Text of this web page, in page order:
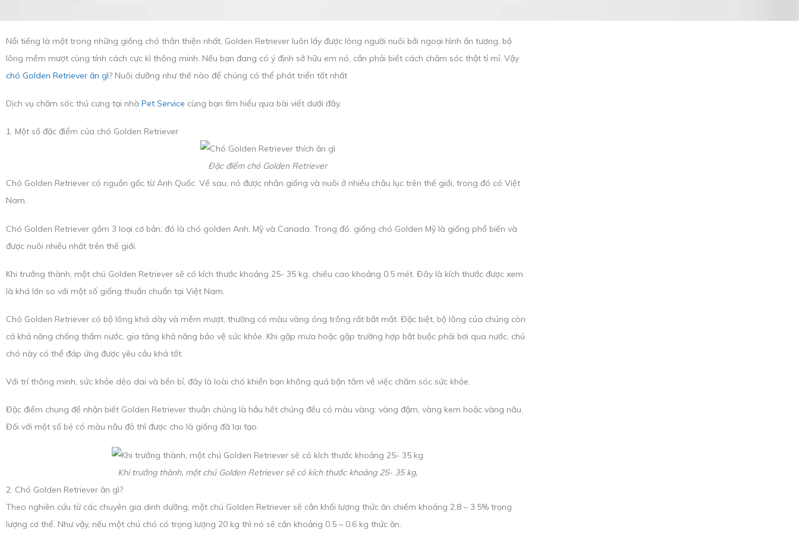
Nổi tiếng là một trong những giống chó thân thiện nhất, Golden Retriever luôn lấy được lòng người nuôi bởi ngoại hình ấn tượng, bộ
lông mềm mượt cùng tính cách cực kì thông minh. Nếu bạn đang có ý định sở hữu em nó, cần phải biết cách chăm sóc thật tỉ mỉ. Vậy
chó Golden Retriever ăn gì? Nuôi dưỡng như thế nào để chúng có thể phát triển tốt nhất
Dịch vụ chăm sóc thú cưng tại nhà Pet Service cùng bạn tìm hiểu qua bài viết dưới đây.
1. Một số đặc điểm của chó Golden Retriever
Đặc điểm chó Golden Retriever
Chó Golden Retriever có nguồn gốc từ Anh Quốc. Về sau, nó được nhân giống và nuôi ở nhiều châu lục trên thế giới, trong đó có Việt
Nam.
Chó Golden Retriever gồm 3 loại cơ bản: đó là chó golden Anh, Mỹ và Canada. Trong đó, giống chó Golden Mỹ là giống phổ biến và
được nuôi nhiều nhất trên thế giới.
Khi trưởng thành, một chú Golden Retriever sẽ có kích thước khoảng 25- 35 kg, chiều cao khoảng 0.5 mét. Đây là kích thước được xem
là khá lớn so với một số giống thuần chuẩn tại Việt Nam.
Chó Golden Retriever có bộ lông khá dày và mềm mượt, thường có màu vàng óng trông rất bắt mắt. Đặc biệt, bộ lông của chúng còn
cả khả năng chống thấm nước, gia tăng khả năng bảo vệ sức khỏe. Khi gặp mưa hoặc gặp trường hợp bắt buộc phải bơi qua nước, chú
chó này có thể đáp ứng được yêu cầu khá tốt.
Với trí thông minh, sức khỏe dẻo dai và bền bỉ, đây là loài chó khiến bạn không quá bận tâm về việc chăm sóc sức khỏe.
Đặc điểm chung để nhận biết Golden Retriever thuần chủng là hầu hết chúng đều có màu vàng: vàng đậm, vàng kem hoặc vàng nâu.
Đối với một số bé có màu nâu đỏ thì được cho là giống đã lai tạo.
Khi trưởng thành, một chú Golden Retriever sẽ có kích thước khoảng 25- 35 kg,
2. Chó Golden Retriever ăn gì?
Theo nghiên cứu từ các chuyên gia dinh dưỡng, một chú Golden Retriever sẽ cần khối lượng thức ăn chiếm khoảng 2.8 – 3.5% trọng
lượng cơ thể. Như vậy, nếu một chú chó có trọng lượng 20 kg thì nó sẽ cần khoảng 0.5 – 0.6 kg thức ăn.